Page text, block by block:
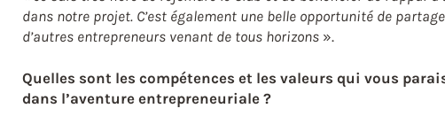
dans notre projet. C’est également une belle opportunité de
d’autres entrepreneurs venant de tous horizons ».
Quelles sont les compétences et les valeurs qui vous
dans l’aventure entrepreneuriale ?